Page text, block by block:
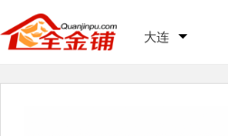
大连